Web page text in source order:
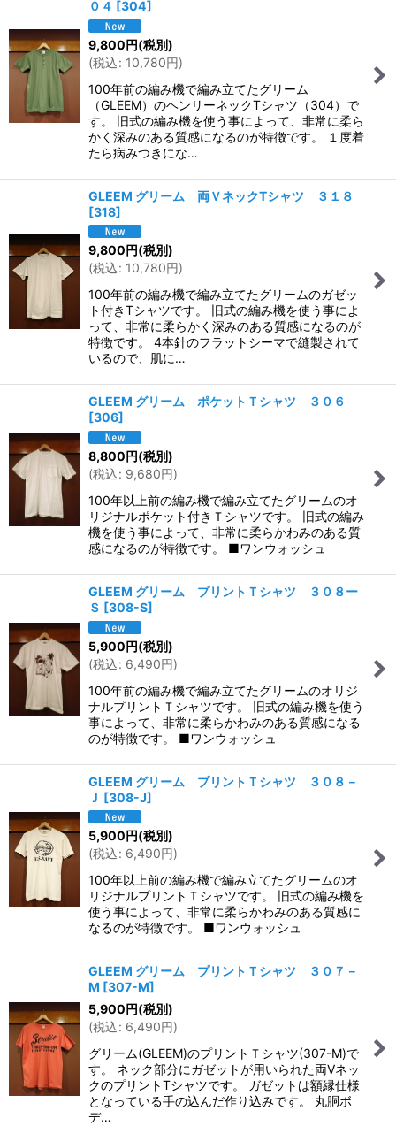
０４ [304]
9,800円(税別)
(税込: 10,780円)
100年前の編み機で編み立てたグリーム
（GLEEM）のヘンリーネックTシャツ（304）で
す。 旧式の編み機を使う事によって、非常に柔ら
かく深みのある質感になるのが特徴です。 １度着
たら病みつきにな…
GLEEM グリーム 両ＶネックTシャツ ３１８
[318]
9,800円(税別)
(税込: 10,780円)
100年前の編み機で編み立てたグリームのガゼッ
ト付きTシャツです。 旧式の編み機を使う事によ
って、非常に柔らかく深みのある質感になるのが
特徴です。 4本針のフラットシーマで縫製されて
いるので、肌に…
GLEEM グリーム ポケットＴシャツ ３０６
[306]
8,800円(税別)
(税込: 9,680円)
100年以上前の編み機で編み立てたグリームのオ
リジナルポケット付きＴシャツです。 旧式の編み
機を使う事によって、非常に柔らかわみのある質
感になるのが特徴です。 ■ワンウォッシュ
GLEEM グリーム プリントＴシャツ ３０８ー
Ｓ [308-S]
5,900円(税別)
(税込: 6,490円)
100年前の編み機で編み立てたグリームのオリジ
ナルプリントＴシャツです。 旧式の編み機を使う
事によって、非常に柔らかわみのある質感になる
のが特徴です。 ■ワンウォッシュ
GLEEM グリーム プリントＴシャツ ３０８－
Ｊ [308-J]
5,900円(税別)
(税込: 6,490円)
100年以上前の編み機で編み立てたグリームのオ
リジナルプリントＴシャツです。 旧式の編み機を
使う事によって、非常に柔らかわみのある質感に
なるのが特徴です。 ■ワンウォッシュ
GLEEM グリーム プリントＴシャツ ３０７－
M [307-M]
5,900円(税別)
(税込: 6,490円)
グリーム(GLEEM)のプリントＴシャツ(307-M)で
す。 ネック部分にガゼットが用いられた両Vネッ
クのプリントTシャツです。 ガゼットは額縁仕様
となっている手の込んだ作り込みです。 丸胴ボ
デ…